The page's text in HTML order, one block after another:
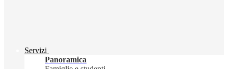
Servizi
Panoramica